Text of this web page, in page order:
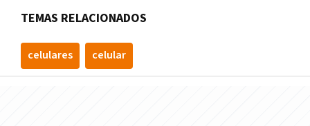
TEMAS RELACIONADOS
celulares celular